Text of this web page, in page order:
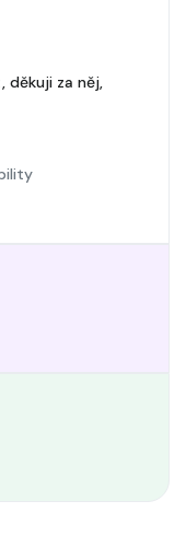
děkuji za něj,